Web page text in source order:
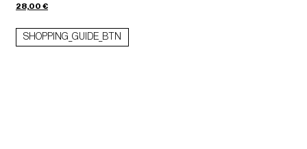
28,00 €
SHOPPING_GUIDE_BTN